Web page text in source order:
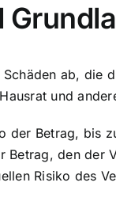
ab, die
und
der Betrag, bis
Betrag, den der
Risiko des